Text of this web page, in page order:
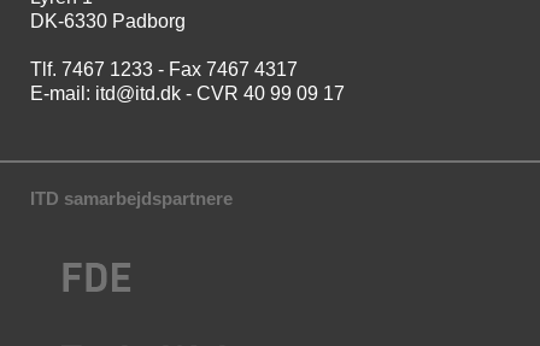
DK-6330 Padborg
Tlf. 7467 1233 - Fax 7467 4317
E-mail: itd@itd.dk - CVR 40 99 09 17
ITD samarbejdspartnere